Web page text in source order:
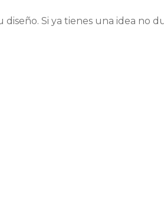
Si ya tienes una idea no